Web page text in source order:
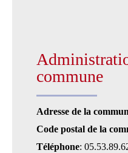
commune
Adresse de la
Code postal de la
Téléphone: